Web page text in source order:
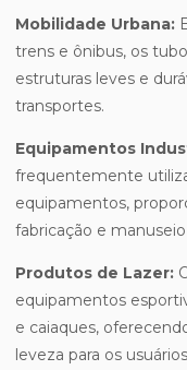
Mobilidade Urbana:
trens e ônibus, os
estruturas leves e
transportes.
Equipamentos
frequentemente
equipamentos,
fabricação e
Produtos de Lazer:
equipamentos
e caiaques,
leveza para os